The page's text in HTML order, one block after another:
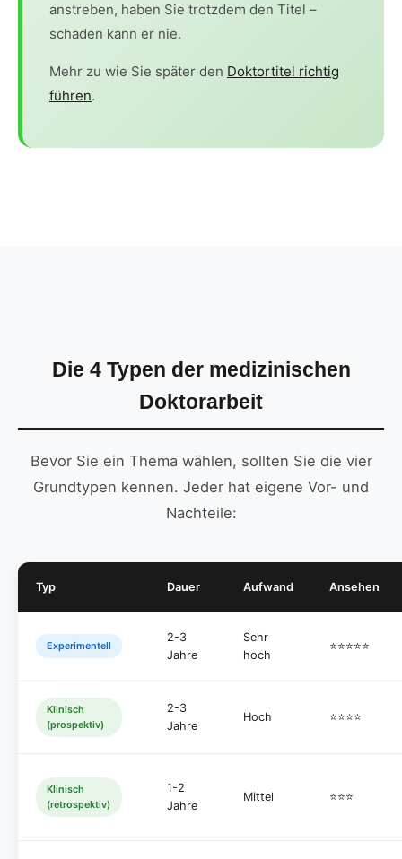
anstreben, haben Sie trotzdem den Titel –
schaden kann er nie.
Mehr zu wie Sie später den Doktortitel richtig
führen.
Die 4 Typen der medizinischen
Doktorarbeit
Bevor Sie ein Thema wählen, sollten Sie die vier
Grundtypen kennen. Jeder hat eigene Vor- und
Nachteile:
Typ Dauer Aufwand Ansehen
Experimentell
2-3
Jahre
Sehr
hoch
⭐⭐⭐⭐⭐
Klinisch
(prospektiv)
2-3
Jahre
Hoch ⭐⭐⭐⭐
Klinisch
(retrospektiv)
1-2
Jahre
Mittel ⭐⭐⭐